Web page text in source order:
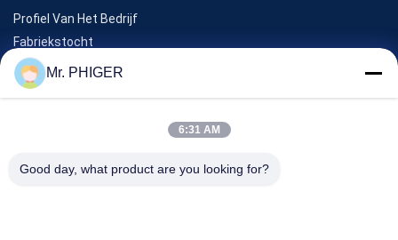
Profiel Van Het Bedrijf
Fabriekstocht
Kwaliteitscontrole
Sitemap
Evenementen
Mr. PHIGER
6:31 AM
Good day, what product are you looking for?